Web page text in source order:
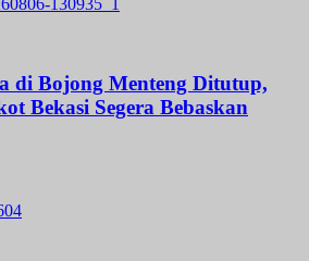
di Bojong Menteng Ditutup,
Bekasi Segera Bebaskan